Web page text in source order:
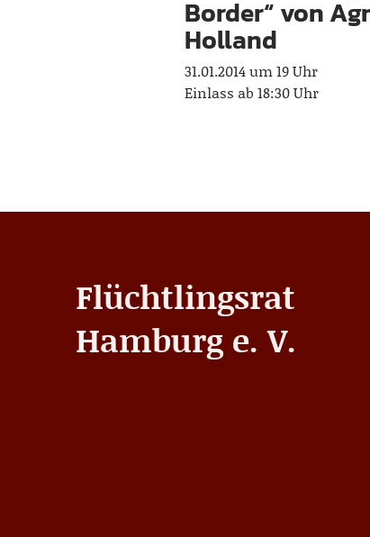
Border“ von
Holland
31.01.2014 um 19 Uhr
Einlass ab 18:30 Uhr
Flüchtlingsrat
Hamburg e. V.